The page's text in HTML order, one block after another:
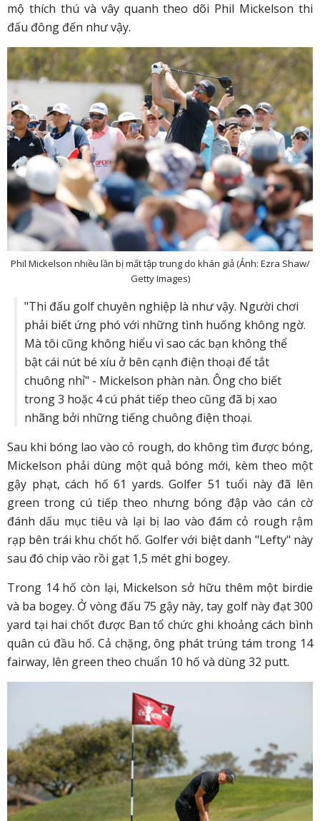
mộ thích thú và vây quanh theo dõi Phil Mickelson thi
đấu đông đến như vậy.
Phil Mickelson nhiều lần bị mất tập trung do khán giả (Ảnh: Ezra Shaw/
Getty Images)
"Thi đấu golf chuyên nghiệp là như vậy. Người chơi
phải biết ứng phó với những tình huống không ngờ.
Mà tôi cũng không hiểu vì sao các bạn không thể
bật cái nút bé xíu ở bên cạnh điện thoại để tắt
chuông nhỉ" - Mickelson phàn nàn. Ông cho biết
trong 3 hoặc 4 cú phát tiếp theo cũng đã bị xao
nhãng bởi những tiếng chuông điện thoại.
Sau khi bóng lao vào cỏ rough, do không tìm được bóng,
Mickelson phải dùng một quả bóng mới, kèm theo một
gậy phạt, cách hố 61 yards. Golfer 51 tuổi này đã lên
green trong cú tiếp theo nhưng bóng đập vào cán cờ
đánh dấu mục tiêu và lại bị lao vào đám cỏ rough rậm
rạp bên trái khu chốt hố. Golfer với biệt danh "Lefty" này
sau đó chip vào rồi gạt 1,5 mét ghi bogey.
Trong 14 hố còn lại, Mickelson sở hữu thêm một birdie
và ba bogey. Ở vòng đấu 75 gậy này, tay golf này đạt 300
yard tại hai chốt được Ban tổ chức ghi khoảng cách bình
quân cú đầu hố. Cả chặng, ông phát trúng tám trong 14
fairway, lên green theo chuẩn 10 hố và dùng 32 putt.